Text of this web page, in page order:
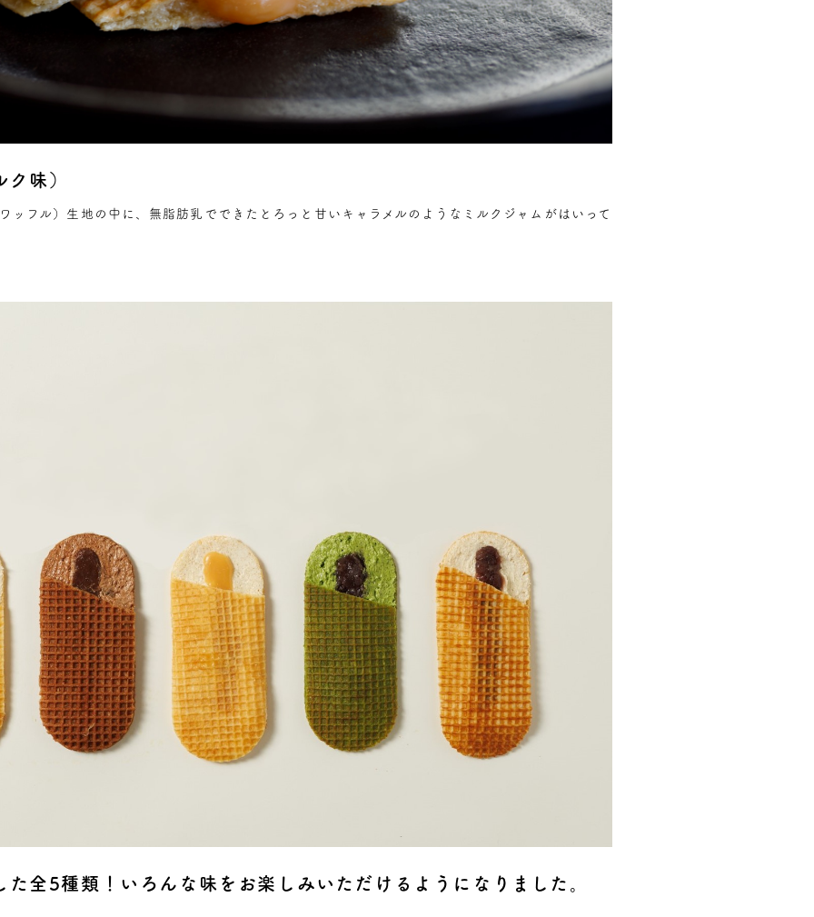
味）
ッフル）生地の中に、無脂肪乳でできたとろっと甘いキャラメルのようなミルクジャムがはいって
全5種類！いろんな味をお楽しみいただけるようになりました。